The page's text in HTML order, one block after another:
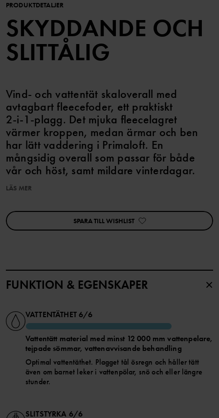
PRODUKTDETALJER
SKYDDANDE OCH
SLITTÅLIG
Vind- och vattentät skaloverall med
avtagbart fleecefoder, ett praktiskt
2‑i‑1‑plagg. Det mjuka fleecelagret
värmer kroppen, medan ärmar och ben
har lätt vaddering i Primaloft. En
mångsidig overall som passar för både
vår och höst, samt mildare vinterdagar.
• Slitstarkt material i återvunnen polyamid med god
andningsförmåga
• Den kontrastfärgade startknappen som finns på insidan, gör att
• Insidan av krage och ärmslut är fodrade med mjuk fleece
• Vindslån på insidan av dragkedjan ger extra skydd mot kall luft
och väta. Dragkedjan har ett skydd högst upp för att inte skava mot
• Elastiska ärm- och benslut
• Utbytbara, elastiska fothällor håller bensluten på plats
Ytterkläder märkta PO.P WeatherPro® uppfyller alla våra krav för
funktionsytterplagg, oavsett om det gäller slitstyrka, vattentäthet,
andningsförmåga eller barnsäkerhet.
• Slitstyrka minst 5 000 varv. 180 grit, 12 kPa
LÄS MER
SPARA TILL WISHLIST
FUNKTION & EGENSKAPER
VATTENTÄTHET6/6
Vattentätt material med minst 12 000 mm vattenpelare,
tejpade sömmar, vattenavvisande behandling
Optimal vattentäthet. Plagget tål ösregn och håller tätt
även om barnet leker i vattenpölar, snö och eller längre
stunder.
SLITSTYRKA 6/6